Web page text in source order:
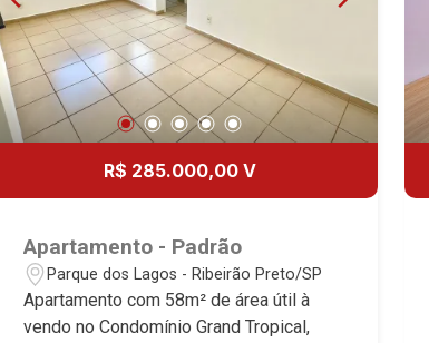
R$ 285.000,00 V
Apartamento - Padrão
Parque dos Lagos - Ribeirão Preto/SP
Apartamento com 58m² de área útil à
vendo no Condomínio Grand Tropical,